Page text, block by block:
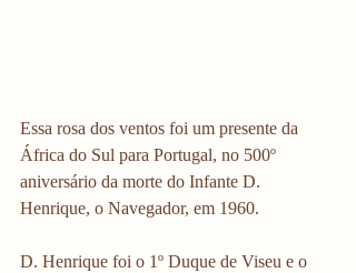
Essa rosa dos ventos foi um presente da
África do Sul para Portugal, no 500º
aniversário da morte do Infante D.
Henrique, o Navegador, em 1960.
D. Henrique foi o 1º Duque de Viseu e o